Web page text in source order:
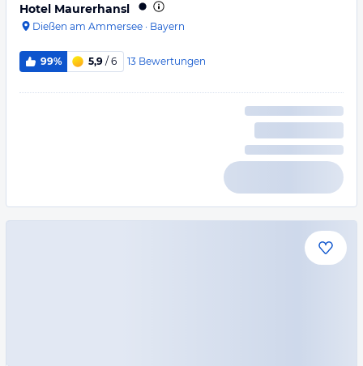
Hotel Maurerhansl
Dießen am Ammersee · Bayern
99% 5,9 / 6 13 Bewertungen